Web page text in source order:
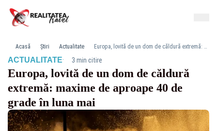
Acasă Știri Actualitate Europa, lovită de un dom de căldură extremă: maxime de aproape 40 de grade în luna mai
ACTUALITATE· 3 min citire
Europa, lovită de un dom de căldură
extremă: maxime de aproape 40 de
grade în luna mai